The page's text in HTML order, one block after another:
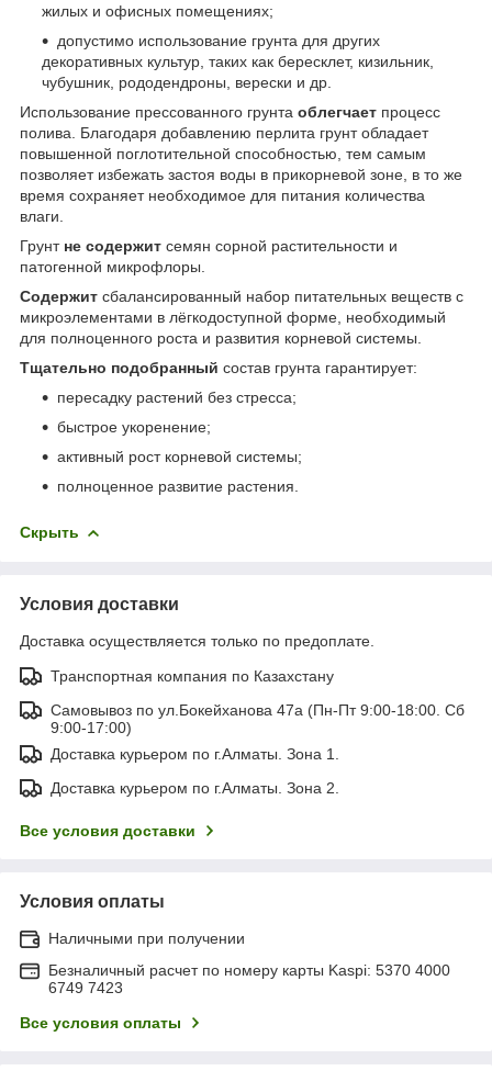
жилых и офисных помещениях;
допустимо использование грунта для других
декоративных культур, таких как бересклет, кизильник,
чубушник, рододендроны, верески и др.
Использование прессованного грунта облегчает процесс
полива. Благодаря добавлению перлита грунт обладает
повышенной поглотительной способностью, тем самым
позволяет избежать застоя воды в прикорневой зоне, в то же
время сохраняет необходимое для питания количества
влаги.
Грунт не содержит семян сорной растительности и
патогенной микрофлоры.
Содержит сбалансированный набор питательных веществ с
микроэлементами в лёгкодоступной форме, необходимый
для полноценного роста и развития корневой системы.
Тщательно подобранный состав грунта гарантирует:
пересадку растений без стресса;
быстрое укоренение;
активный рост корневой системы;
полноценное развитие растения.
Скрыть
Условия доставки
Доставка осуществляется только по предоплате.
Транспортная компания по Казахстану
Самовывоз по ул.Бокейханова 47а (Пн-Пт 9:00-18:00. Сб
9:00-17:00)
Доставка курьером по г.Алматы. Зона 1.
Доставка курьером по г.Алматы. Зона 2.
Все условия доставки
Условия оплаты
Наличными при получении
Безналичный расчет по номеру карты Kaspi: 5370 4000
6749 7423
Все условия оплаты